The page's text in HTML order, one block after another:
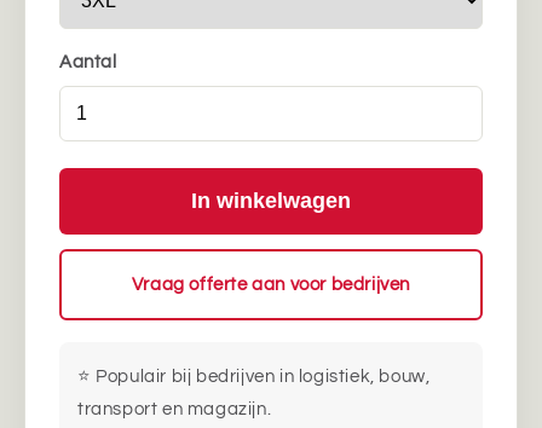
Aantal
In winkelwagen
Vraag offerte aan voor bedrijven
⭐ Populair bij bedrijven in logistiek, bouw,
transport en magazijn.